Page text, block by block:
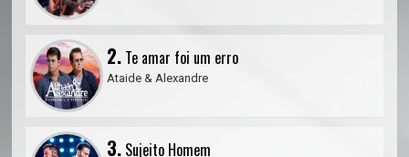
2. Te amar foi um erro
Ataide & Alexandre
3. Sujeito Homem